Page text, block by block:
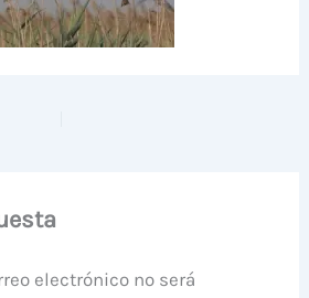
electrónico no será